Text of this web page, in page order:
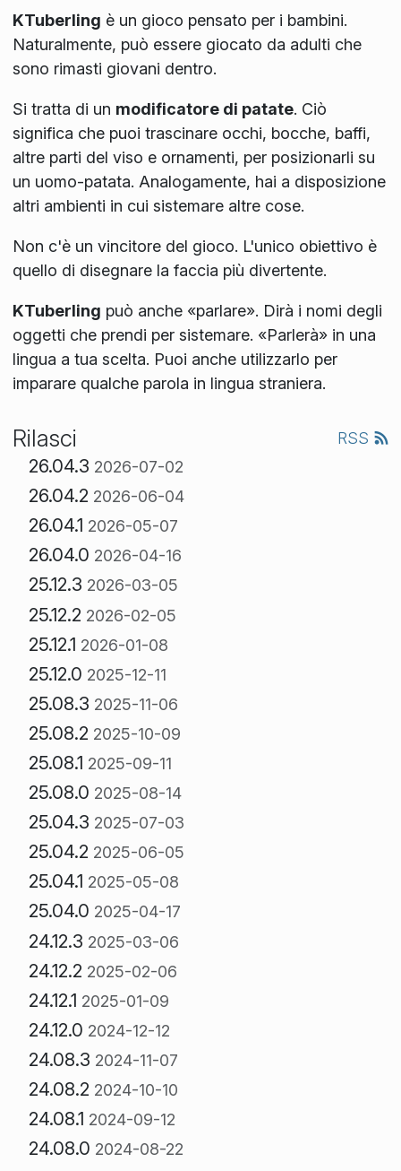
KTuberling è un gioco pensato per i bambini.
Naturalmente, può essere giocato da adulti che
sono rimasti giovani dentro.
Si tratta di un modificatore di patate. Ciò
significa che puoi trascinare occhi, bocche, baffi,
altre parti del viso e ornamenti, per posizionarli su
un uomo-patata. Analogamente, hai a disposizione
altri ambienti in cui sistemare altre cose.
Non c'è un vincitore del gioco. L'unico obiettivo è
quello di disegnare la faccia più divertente.
KTuberling può anche «parlare». Dirà i nomi degli
oggetti che prendi per sistemare. «Parlerà» in una
lingua a tua scelta. Puoi anche utilizzarlo per
imparare qualche parola in lingua straniera.
Rilasci RSS
26.04.3 2026-07-02
26.04.2 2026-06-04
26.04.1 2026-05-07
26.04.0 2026-04-16
25.12.3 2026-03-05
25.12.2 2026-02-05
25.12.1 2026-01-08
25.12.0 2025-12-11
25.08.3 2025-11-06
25.08.2 2025-10-09
25.08.1 2025-09-11
25.08.0 2025-08-14
25.04.3 2025-07-03
25.04.2 2025-06-05
25.04.1 2025-05-08
25.04.0 2025-04-17
24.12.3 2025-03-06
24.12.2 2025-02-06
24.12.1 2025-01-09
24.12.0 2024-12-12
24.08.3 2024-11-07
24.08.2 2024-10-10
24.08.1 2024-09-12
24.08.0 2024-08-22